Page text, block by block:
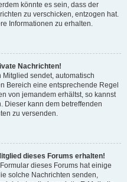
könnte es sein, dass der
zu verschicken, entzogen hat.
Informationen zu erhalten.
Nachrichten!
sendet, automatisch
Bereich eine entsprechende Regel
von jemandem erhältst, so kannst
Dieser kann dem betreffenden
zu versenden.
dieses Forums erhalten!
dieses Forums hat einige
solche Nachrichten senden,